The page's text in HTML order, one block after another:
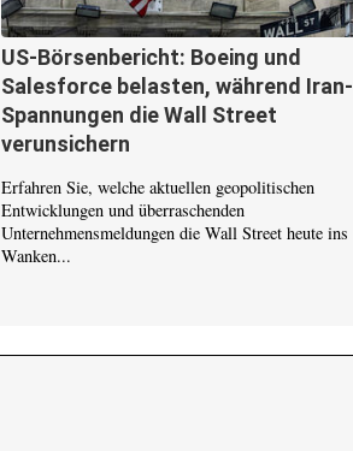
US-Börsenbericht: Boeing und
Salesforce belasten, während Iran-
Spannungen die Wall Street
verunsichern
Erfahren Sie, welche aktuellen geopolitischen
Entwicklungen und überraschenden
Unternehmensmeldungen die Wall Street heute ins
Wanken...